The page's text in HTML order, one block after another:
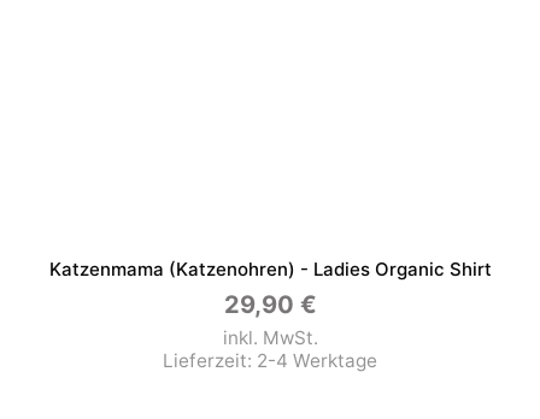
Katzenmama (Katzenohren) - Ladies Organic Shirt
29,90 €
inkl. MwSt.
Lieferzeit: 2-4 Werktage